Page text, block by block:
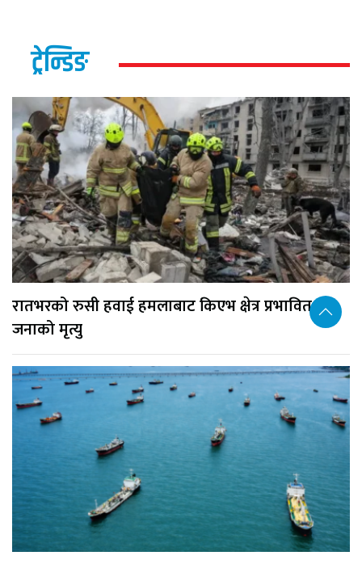
ट्रेन्डिङ
रातभरको रुसी हवाई हमलाबाट किएभ क्षेत्र प्रभावित, १७
जनाको मृत्यु